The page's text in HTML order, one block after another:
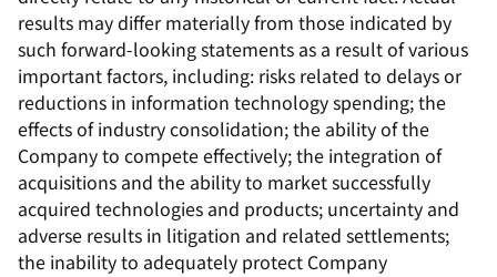
results may differ materially from those indicated by
such forward-looking statements as a result of various
important factors, including: risks related to delays or
reductions in information technology spending; the
effects of industry consolidation; the ability of the
Company to compete effectively; the integration of
acquisitions and the ability to market successfully
acquired technologies and products; uncertainty and
adverse results in litigation and related settlements;
the inability to adequately protect Company